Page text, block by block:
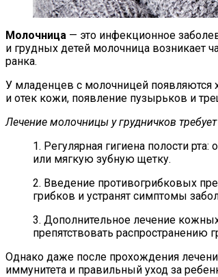
Молочница — это инфекционное
и грудных детей молочница возникает
ранка.
У младенцев с молочницей появляются
и отек кожи, появление пузырьков и
Лечение молочницы у грудничков
1. Регулярная гигиена полости
или мягкую зубную щетку.
2. Введение противогрибковых
грибков и устранят симптомы
3. Дополнительное лечение
препятствовать распространению
Однако даже после прохождения
иммунитета и правильный уход за